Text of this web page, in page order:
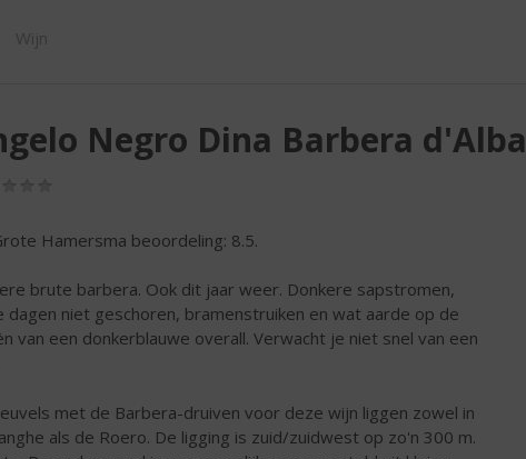
Wijn
Negro Dina Barbera d'Alba
Hamersma beoordeling: 8.5.
brute barbera. Ook dit jaar weer. Donkere sapstromen,
dagen niet geschoren, bramenstruiken en wat aarde op de
van een donkerblauwe overall. Verwacht je niet snel van een
met de Barbera-druiven voor deze wijn liggen zowel in
als de Roero. De ligging is zuid/zuidwest op zo'n 300 m.